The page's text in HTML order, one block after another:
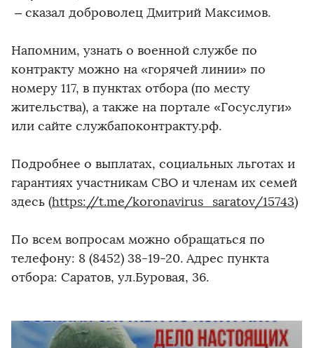
– сказал доброволец Дмитрий Максимов.
Напомним, узнать о военной службе по
контракту можно на «горячей линии» по
номеру 117, в пунктах отбора (по месту
жительства), а также на портале «Госуслуги»
или сайте службапоконтракту.рф.
Подробнее о выплатах, социальных льготах и
гарантиях участникам СВО и членам их семей
здесь (https://t.me/koronavirus_saratov/15743)
По всем вопросам можно обращаться по
телефону: 8 (8452) 38-19-20. Адрес пункта
отбора: Саратов, ул.Буровая, 36.